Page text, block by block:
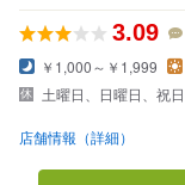
3.09
￥1,000～￥1,999
土曜日、日曜日、祝日
店舗情報（詳細）